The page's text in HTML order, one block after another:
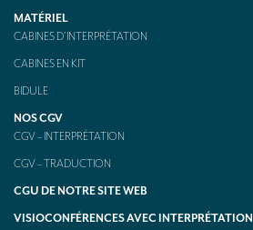
MATÉRIEL
CABINES D’INTERPRÉTATION
CABINES EN KIT
BIDULE
NOS CGV
CGV – INTERPRÉTATION
CGV – TRADUCTION
CGU DE NOTRE SITE WEB
VISIOCONFÉRENCES AVEC INTERPRÉTATION